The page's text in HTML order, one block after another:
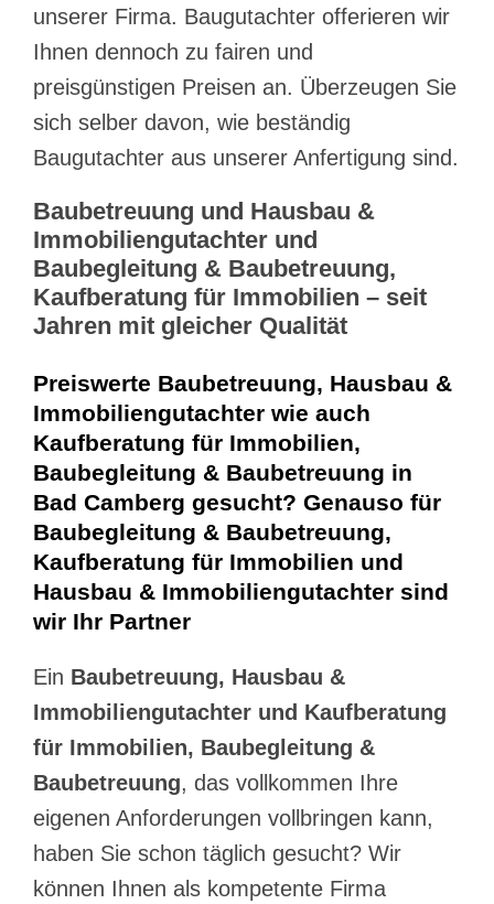
unserer Firma. Baugutachter offerieren wir
Ihnen dennoch zu fairen und
preisgünstigen Preisen an. Überzeugen Sie
sich selber davon, wie beständig
Baugutachter aus unserer Anfertigung sind.
Baubetreuung und Hausbau &
Immobiliengutachter und
Baubegleitung & Baubetreuung,
Kaufberatung für Immobilien – seit
Jahren mit gleicher Qualität
Preiswerte Baubetreuung, Hausbau &
Immobiliengutachter wie auch
Kaufberatung für Immobilien,
Baubegleitung & Baubetreuung in
Bad Camberg gesucht? Genauso für
Baubegleitung & Baubetreuung,
Kaufberatung für Immobilien und
Hausbau & Immobiliengutachter sind
wir Ihr Partner
Ein Baubetreuung, Hausbau &
Immobiliengutachter und Kaufberatung
für Immobilien, Baubegleitung &
Baubetreuung, das vollkommen Ihre
eigenen Anforderungen vollbringen kann,
haben Sie schon täglich gesucht? Wir
können Ihnen als kompetente Firma